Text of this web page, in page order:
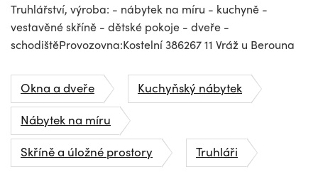
Truhlářství, výroba: - nábytek na míru - kuchyně -
vestavěné skříně - dětské pokoje - dveře -
schodištěProvozovna:Kostelní 386267 11 Vráž u Berouna
Okna a dveře
Kuchyňský nábytek
Nábytek na míru
Skříně a úložné prostory
Truhláři